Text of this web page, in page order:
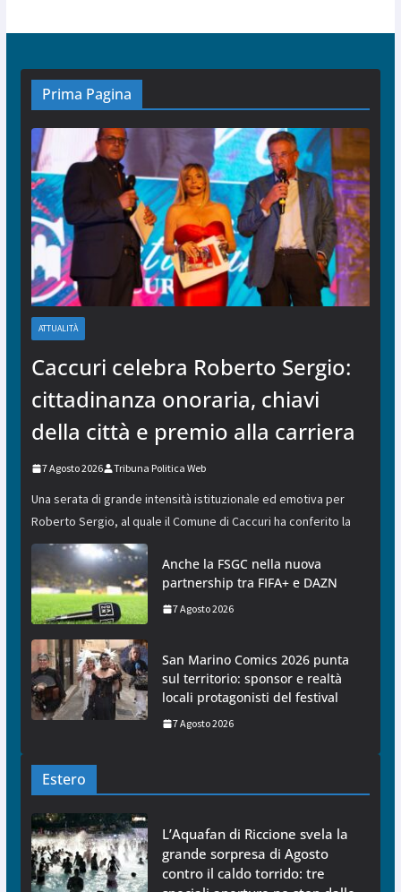
Prima Pagina
ATTUALITÀ
Caccuri celebra Roberto Sergio:
cittadinanza onoraria, chiavi
della città e premio alla carriera
7 Agosto 2026 Tribuna Politica Web
Una serata di grande intensità istituzionale ed emotiva per
Roberto Sergio, al quale il Comune di Caccuri ha conferito la
Anche la FSGC nella nuova
partnership tra FIFA+ e DAZN
7 Agosto 2026
San Marino Comics 2026 punta
sul territorio: sponsor e realtà
locali protagonisti del festival
7 Agosto 2026
Estero
L’Aquafan di Riccione svela la
grande sorpresa di Agosto
contro il caldo torrido: tre